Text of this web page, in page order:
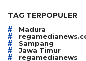
TAG TERPOPULER
# Madura
#
# Sampang
# Jawa Timur
# regamedianews